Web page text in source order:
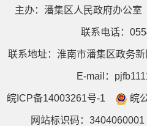
主办：潘集区人民政府办公室
联系电话：
联系地址：淮南市潘集区政务
E-mail：
皖ICP备14003261号-1 皖
网站标识码：3404060001